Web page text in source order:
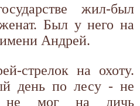
жил-был
Был у него на
Андрей.
стрелок на охоту.
день по лесу - не
не мог на дичь